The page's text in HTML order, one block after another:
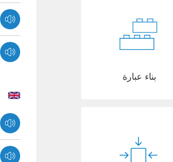
بناء عبارة